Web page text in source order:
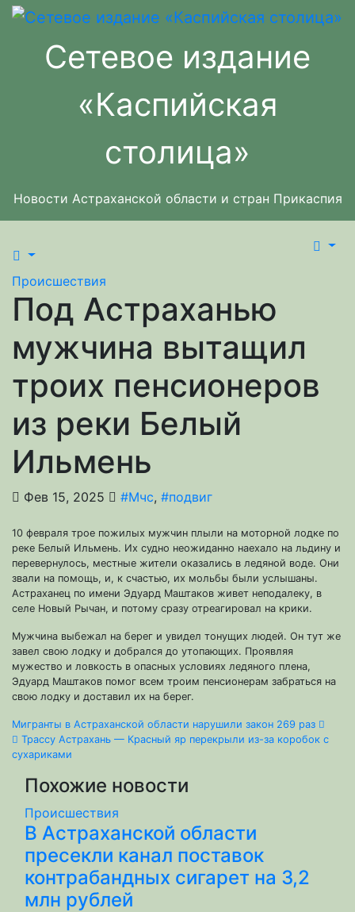
Перейти
содержимомуСетевое издание
«Каспийская
столица»
Новости Астраханской области и стран Прикаспия
Происшествия
Под Астраханью
мужчина вытащил
троих пенсионеров
из реки Белый
Ильмень
Фев 15, 2025 #Мчс, #подвиг
10 февраля трое пожилых мужчин плыли на моторной лодке по
реке Белый Ильмень. Их судно неожиданно наехало на льдину и
перевернулось, местные жители оказались в ледяной воде. Они
звали на помощь, и, к счастью, их мольбы были услышаны.
Астраханец по имени Эдуард Маштаков живет неподалеку, в
селе Новый Рычан, и потому сразу отреагировал на крики.
Мужчина выбежал на берег и увидел тонущих людей. Он тут же
завел свою лодку и добрался до утопающих. Проявляя
мужество и ловкость в опасных условиях ледяного плена,
Эдуард Маштаков помог всем троим пенсионерам забраться на
свою лодку и доставил их на берег.
Навигация
по
записям
Мигранты в Астраханской области нарушили закон 269 раз
Трассу Астрахань — Красный яр перекрыли из-за коробок с
сухариками
Похожие новости
Происшествия
В Астраханской области
пресекли канал поставок
контрабандных сигарет на 3,2
млн рублей